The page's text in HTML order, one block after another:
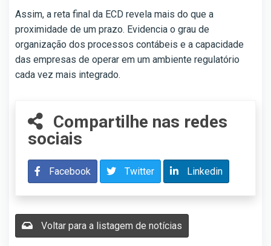
Assim, a reta final da ECD revela mais do que a
proximidade de um prazo. Evidencia o grau de
organização dos processos contábeis e a capacidade
das empresas de operar em um ambiente regulatório
cada vez mais integrado.
Compartilhe nas redes
sociais
Facebook Twitter Linkedin
Voltar para a listagem de notícias